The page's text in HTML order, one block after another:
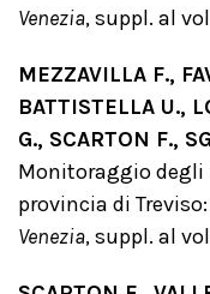
Venezia, suppl. al
MEZZAVILLA F.,
BATTISTELLA U.,
G., SCARTON F.,
Monitoraggio
provincia di
Venezia, suppl. al